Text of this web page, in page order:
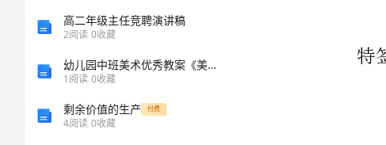
高二年级主任竞聘演讲稿
2阅读 0收藏
幼儿园中班美术优秀教案《美丽的小花园》含反思
1阅读 0收藏
剩余价值的生产 付费
4阅读 0收藏